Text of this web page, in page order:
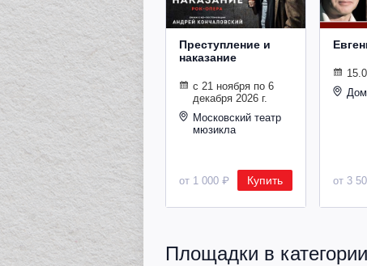
Преступление и
наказание
с 21 ноября по 6
декабря 2026 г.
Московский театр
мюзикла
от 1 000 ₽ Купить от 3
Площадки в